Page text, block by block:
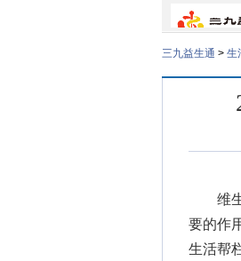
三九益生通 > 生
维
要的作
生活帮